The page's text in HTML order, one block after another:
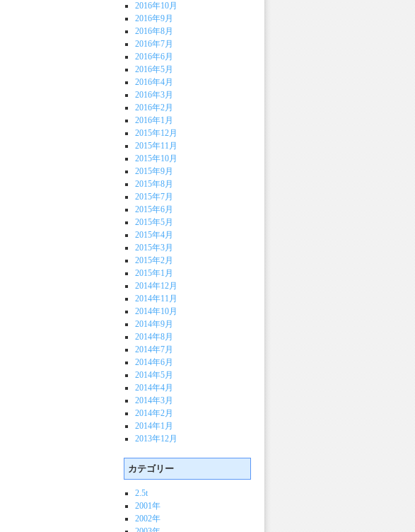
2016年10月
2016年9月
2016年8月
2016年7月
2016年6月
2016年5月
2016年4月
2016年3月
2016年2月
2016年1月
2015年12月
2015年11月
2015年10月
2015年9月
2015年8月
2015年7月
2015年6月
2015年5月
2015年4月
2015年3月
2015年2月
2015年1月
2014年12月
2014年11月
2014年10月
2014年9月
2014年8月
2014年7月
2014年6月
2014年5月
2014年4月
2014年3月
2014年2月
2014年1月
2013年12月
カテゴリー
2.5t
2001年
2002年